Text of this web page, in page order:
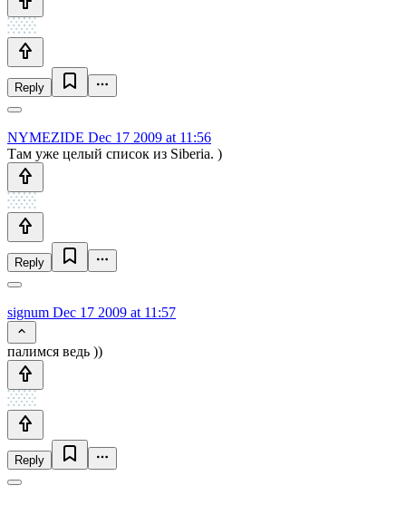
Reply
NYMEZIDE Dec 17 2009 at 11:56
Там уже целый список из Siberia. )
Reply
signum Dec 17 2009 at 11:57
палимся ведь ))
Reply